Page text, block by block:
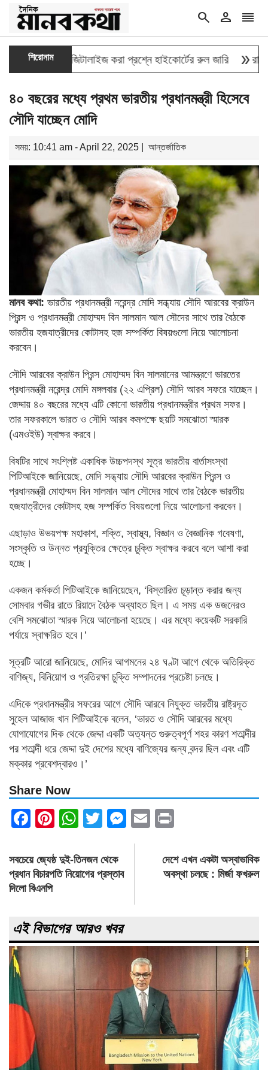
search person reorder
শিরোনাম
তথ্য ডিজিটালাইজ করা প্রশ্নে হাইকোর্টের রুল জারি double_arrowরাষ্ট্রপতি
৪০ বছরের মধ্যে প্রথম ভারতীয় প্রধানমন্ত্রী হিসেবে
সৌদি যাচ্ছেন মোদি
সময়: 10:41 am - April 22, 2025 | আন্তর্জাতিক
মানব কথা: ভারতীয় প্রধানমন্ত্রী নরেন্দ্র মোদি সন্ধ্যায় সৌদি আরবের ক্রাউন
প্রিন্স ও প্রধানমন্ত্রী মোহাম্মদ বিন সালমান আল সৌদের সাথে তার বৈঠকে
ভারতীয় হজযাত্রীদের কোটাসহ হজ সম্পর্কিত বিষয়গুলো নিয়ে আলোচনা
করবেন।
সৌদি আরবের ক্রাউন প্রিন্স মোহাম্মদ বিন সালমানের আমন্ত্রণে ভারতের
প্রধানমন্ত্রী নরেন্দ্র মোদি মঙ্গলবার (২২ এপ্রিল) সৌদি আরব সফরে যাচ্ছেন।
জেদ্দায় ৪০ বছরের মধ্যে এটি কোনো ভারতীয় প্রধানমন্ত্রীর প্রথম সফর।
তার সফরকালে ভারত ও সৌদি আরব কমপক্ষে ছয়টি সমঝোতা স্মারক
(এমওইউ) স্বাক্ষর করবে।
বিষটির সাথে সংশ্লিষ্ট একাধিক উচ্চপদস্থ সূত্র ভারতীয় বার্তাসংস্থা
পিটিআইকে জানিয়েছে, মোদি সন্ধ্যায় সৌদি আরবের ক্রাউন প্রিন্স ও
প্রধানমন্ত্রী মোহাম্মদ বিন সালমান আল সৌদের সাথে তার বৈঠকে ভারতীয়
হজযাত্রীদের কোটাসহ হজ সম্পর্কিত বিষয়গুলো নিয়ে আলোচনা করবেন।
এছাড়াও উভয়পক্ষ মহাকাশ, শক্তি, স্বাস্থ্য, বিজ্ঞান ও বৈজ্ঞানিক গবেষণা,
সংস্কৃতি ও উন্নত প্রযুক্তির ক্ষেত্রে চুক্তি স্বাক্ষর করবে বলে আশা করা
হচ্ছে।
একজন কর্মকর্তা পিটিআইকে জানিয়েছেন, ‘বিস্তারিত চূড়ান্ত করার জন্য
সোমবার গভীর রাতে রিয়াদে বৈঠক অব্যাহত ছিল। এ সময় এক ডজনেরও
বেশি সমঝোতা স্মারক নিয়ে আলোচনা হয়েছে। এর মধ্যে কয়েকটি সরকারি
পর্যায়ে স্বাক্ষরিত হবে।’
সূত্রটি আরো জানিয়েছে, মোদির আগমনের ২৪ ঘণ্টা আগে থেকে অতিরিক্ত
বাণিজ্য, বিনিয়োগ ও প্রতিরক্ষা চুক্তি সম্পাদনের প্রচেষ্টা চলছে।
এদিকে প্রধানমন্ত্রীর সফরের আগে সৌদি আরবে নিযুক্ত ভারতীয় রাষ্ট্রদূত
সুহেল আজাজ খান পিটিআইকে বলেন, ‘ভারত ও সৌদি আরবের মধ্যে
যোগাযোগের দিক থেকে জেদ্দা একটি অত্যন্ত গুরুত্বপূর্ণ শহর কারণ শতাব্দীর
পর শতাব্দী ধরে জেদ্দা দুই দেশের মধ্যে বাণিজ্যের জন্য বন্দর ছিল এবং এটি
মক্কার প্রবেশদ্বারও।’
Share Now
Facebook
Pinterest
WhatsApp
TwitterMessenger
Email
navigation
সবচেয়ে জ্যেষ্ঠ দুই-তিনজন থেকে
প্রধান বিচারপতি নিয়োগের প্রস্তাব
দিলো বিএনপি
দেশে এখন একটা অস্বাভাবিক
অবস্থা চলছে : মির্জা ফখরুল
এই বিভাগের আরও খবর